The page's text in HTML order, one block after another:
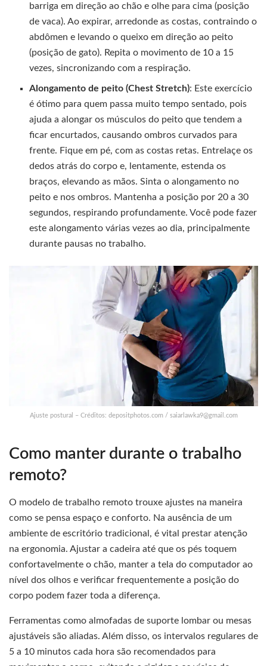
barriga em direção ao chão e olhe para cima (posição
de vaca). Ao expirar, arredonde as costas, contraindo o
abdômen e levando o queixo em direção ao peito
(posição de gato). Repita o movimento de 10 a 15
vezes, sincronizando com a respiração.
Alongamento de peito (Chest Stretch): Este exercício
é ótimo para quem passa muito tempo sentado, pois
ajuda a alongar os músculos do peito que tendem a
ficar encurtados, causando ombros curvados para
frente. Fique em pé, com as costas retas. Entrelaçe os
dedos atrás do corpo e, lentamente, estenda os
braços, elevando as mãos. Sinta o alongamento no
peito e nos ombros. Mantenha a posição por 20 a 30
segundos, respirando profundamente. Você pode fazer
este alongamento várias vezes ao dia, principalmente
durante pausas no trabalho.
Ajuste postural – Créditos: depositphotos.com / saiarlawka9@gmail.com
Como manter durante o trabalho
remoto?
O modelo de trabalho remoto trouxe ajustes na maneira
como se pensa espaço e conforto. Na ausência de um
ambiente de escritório tradicional, é vital prestar atenção
na ergonomia. Ajustar a cadeira até que os pés toquem
confortavelmente o chão, manter a tela do computador ao
nível dos olhos e verificar frequentemente a posição do
corpo podem fazer toda a diferença.
Ferramentas como almofadas de suporte lombar ou mesas
ajustáveis são aliadas. Além disso, os intervalos regulares de
5 a 10 minutos cada hora são recomendados para